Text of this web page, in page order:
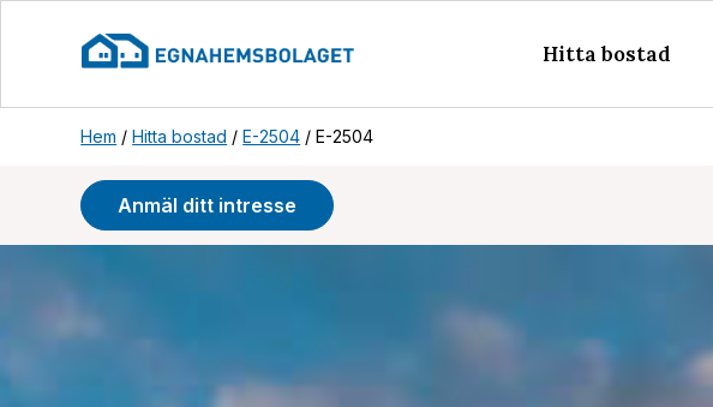
Hitta bostad
Hem /Hitta bostad /E-2504 /E-2504
Anmäl ditt intresse